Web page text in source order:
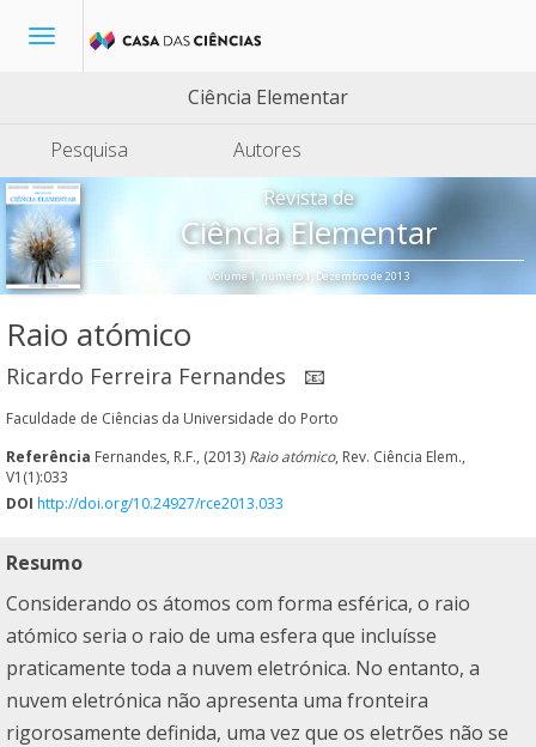
Toggle
Ciência Elementar
Pesquisa
Autores
Revista de
Ciência Elementar
Volume 1, número 1, Dezembro de 2013
Raio atómico
Ricardo Ferreira Fernandes 📧
Faculdade de Ciências da Universidade do Porto
Referência Fernandes, R.F., (2013) Raio atómico, Rev. Ciência Elem.,
V1(1):033
DOI http://doi.org/10.24927/rce2013.033
Resumo
Considerando os átomos com forma esférica, o raio
atómico seria o raio de uma esfera que incluísse
praticamente toda a nuvem eletrónica. No entanto, a
nuvem eletrónica não apresenta uma fronteira
rigorosamente definida, uma vez que os eletrões não se